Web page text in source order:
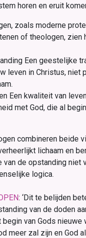
horen en eruit
zoals moderne
of theologen, zien
Een geestelijke
leven in Christus, niet
Een kwaliteit van
met God, die al
combineren beide
lichaam en
van de opstanding niet
logica.
: ‘Dit te belijden
van de doden
begin van Gods nieuwe
meer zal zijn en God